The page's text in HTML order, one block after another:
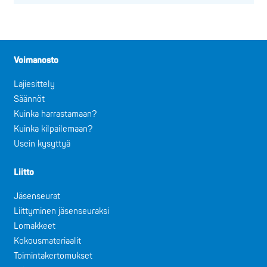
Voimanosto
Lajiesittely
Säännöt
Kuinka harrastamaan?
Kuinka kilpailemaan?
Usein kysyttyä
Liitto
Jäsenseurat
Liittyminen jäsenseuraksi
Lomakkeet
Kokousmateriaalit
Toimintakertomukset